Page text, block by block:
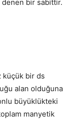
denen bir sabittir.
küçük bir ds
alan olduğuna
büyüklükteki
manyetik